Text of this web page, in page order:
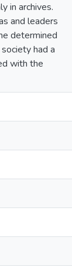
in archives.
and leaders
determined
had a
with the